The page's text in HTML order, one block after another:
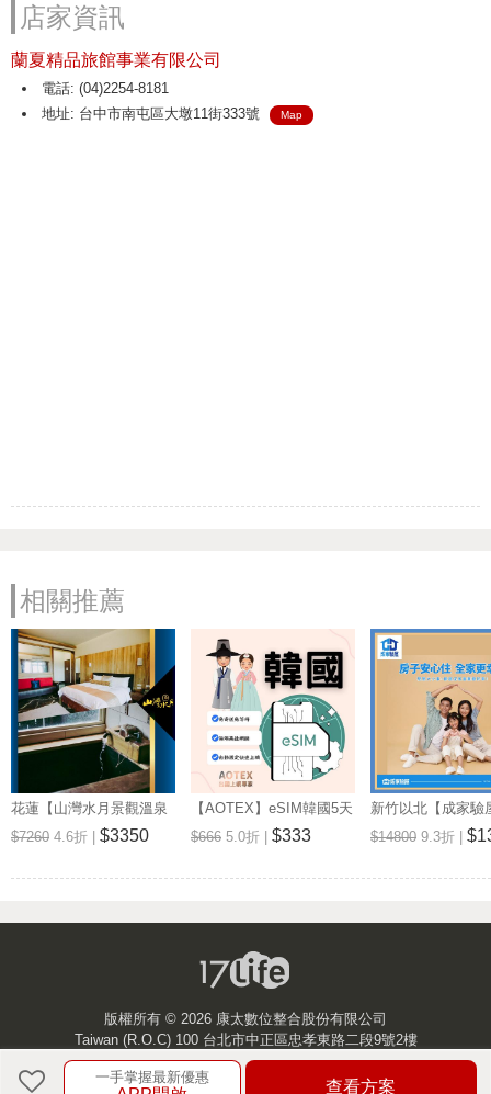
店家資訊
蘭夏精品旅館事業有限公司
電話: (04)2254-8181
地址: 台中市南屯區大墩11街333號
Map
相關推薦
花蓮【山灣水月景觀溫泉
會館】景觀雙人房一泊一
食住宿券(MO)
$7260 4.6折 | $3350
【AOTEX】eSIM韓國5天
無限高速網路吃到飽兌換
券(MO)
$666 5.0折 | $333
新竹以北【成家驗
25坪 (三房格局)超
券 (MO)
$14800 9.3折 |
一手掌握最新優惠
查看方案
版權所有 © 2026 康太數位整合股份有限公司
Taiwan (R.O.C) 100 台北市中正區忠孝東路二段9號2樓